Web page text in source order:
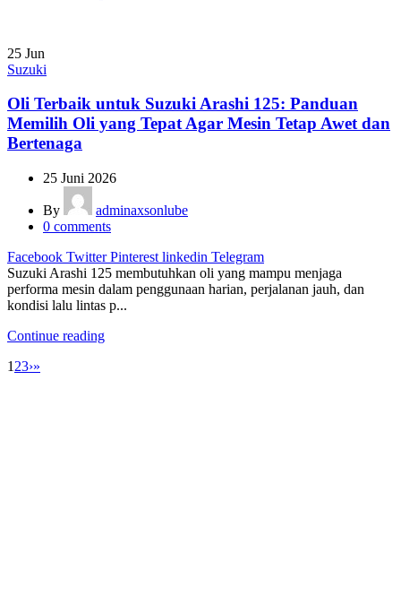
25 Jun
Suzuki
Oli Terbaik untuk Suzuki Arashi 125: Panduan
Memilih Oli yang Tepat Agar Mesin Tetap Awet dan
Bertenaga
25 Juni 2026
By
adminaxsonlube
0 comments
Facebook Twitter Pinterest linkedin Telegram
Suzuki Arashi 125 membutuhkan oli yang mampu menjaga
performa mesin dalam penggunaan harian, perjalanan jauh, dan
kondisi lalu lintas p...
Continue reading
1 23›»